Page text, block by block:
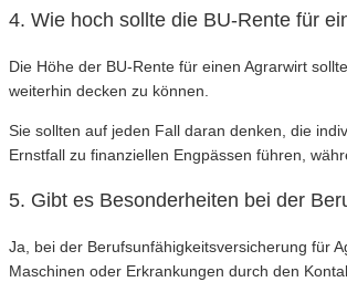
4. Wie hoch sollte die BU-Rente für
Die Höhe der BU-Rente für einen Agrarwirt
weiterhin decken zu können.
Sie sollten auf jeden Fall daran denken, die
Ernstfall zu finanziellen Engpässen führen,
5. Gibt es Besonderheiten bei der
Ja, bei der Berufsunfähigkeitsversicherung für
Maschinen oder Erkrankungen durch den